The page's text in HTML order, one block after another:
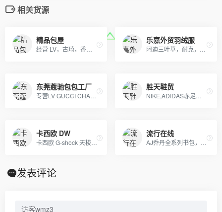
相关货源
精品包屋 乐嘉外贸羽绒服
东莞蔻驰包包工厂 胜天鞋贸
卡西欧 DW 流行在线
发表评论